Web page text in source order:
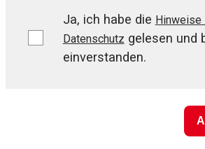
Ja, ich habe die Hinweise
Datenschutz gelesen und
einverstanden.